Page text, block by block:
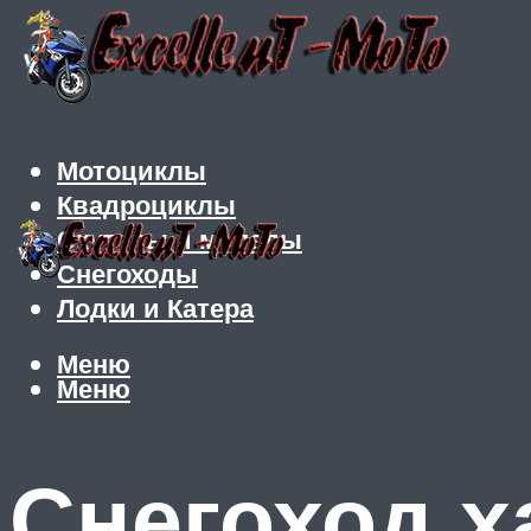
Мотоциклы
Квадроциклы
Скутеры и мопеды
Снегоходы
Лодки и Катера
Меню
Меню